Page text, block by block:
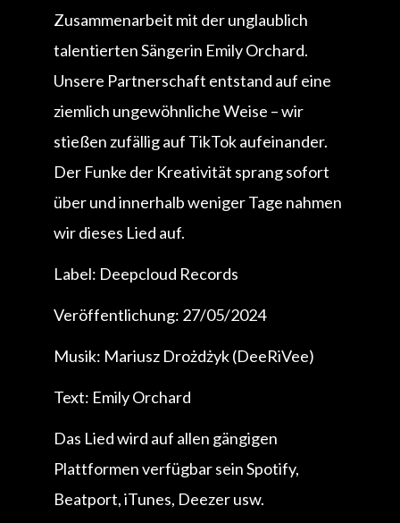
Zusammenarbeit mit der unglaublich
talentierten Sängerin Emily Orchard.
Unsere Partnerschaft entstand auf eine
ziemlich ungewöhnliche Weise – wir
stießen zufällig auf TikTok aufeinander.
Der Funke der Kreativität sprang sofort
über und innerhalb weniger Tage nahmen
wir dieses Lied auf.
Label: Deepcloud Records
Veröffentlichung: 27/05/2024
Musik: Mariusz Drożdżyk (DeeRiVee)
Text: Emily Orchard
Das Lied wird auf allen gängigen
Plattformen verfügbar sein Spotify,
Beatport, iTunes, Deezer usw.